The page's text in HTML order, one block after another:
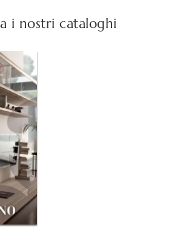
i nostri cataloghi